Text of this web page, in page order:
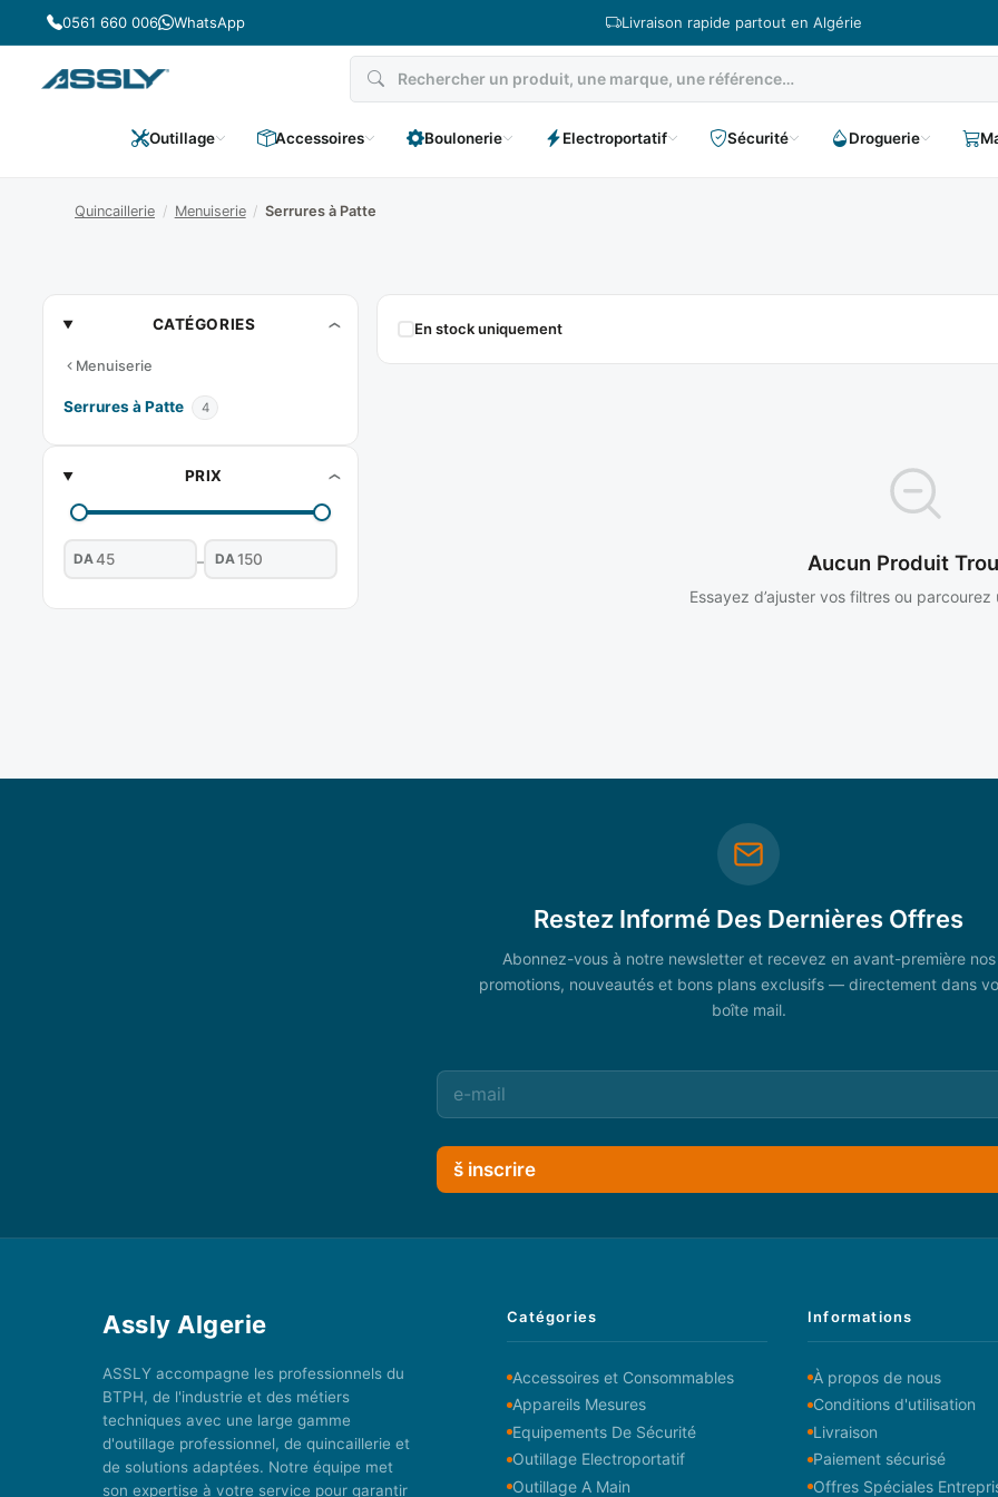
Passer
au
contenu
0561 660 006 WhatsApp Livraison rapide partout en Algérie
Outillage Accessoires Boulonerie Electroportatif Sécurité Droguerie
Quincaillerie / Menuiserie / Serrures à Patte
SerruresCATÉGORIES
Menuiserie
Serrures à Patte 4
PRIX
DA – DA
En stock uniquement
Aucun Produit
Essayez d’ajuster vos filtres ou
Restez Informé Des Dernières Offres
Abonnez-vous à notre newsletter et recevez en avant-première nos
promotions, nouveautés et bons plans exclusifs — directement dans
boîte mail.
š inscrire
Assly Algerie
ASSLY accompagne les professionnels du
BTPH, de l'industrie et des métiers
techniques avec une large gamme
d'outillage professionnel, de quincaillerie et
de solutions adaptées. Notre équipe met
son expertise à votre service pour garantir
Catégories
Accessoires et Consommables
Appareils Mesures
Equipements De Sécurité
Outillage Electroportatif
Outillage A Main
Informations
À propos de nous
Conditions d'utilisation
Livraison
Paiement sécurisé
Offres Spéciales